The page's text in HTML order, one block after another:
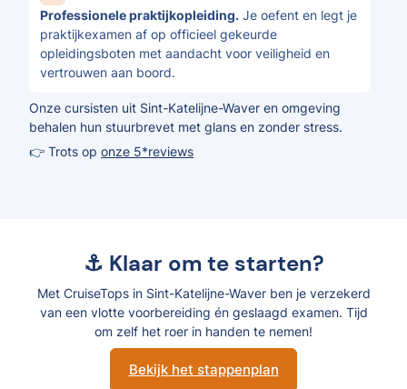
Professionele praktijkopleiding. Je oefent en legt je
praktijkexamen af op officieel gekeurde
opleidingsboten met aandacht voor veiligheid en
vertrouwen aan boord.
Onze cursisten uit Sint-Katelijne-Waver en omgeving
behalen hun stuurbrevet met glans en zonder stress.
👉 Trots op onze 5*reviews
⚓ Klaar om te starten?
Met CruiseTops in Sint-Katelijne-Waver ben je verzekerd
van een vlotte voorbereiding én geslaagd examen. Tijd
om zelf het roer in handen te nemen!
Bekijk het stappenplan